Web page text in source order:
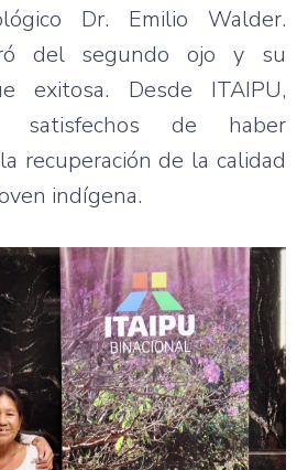
Dr. Emilio Walder.
del segundo ojo y su
exitosa. Desde ITAIPU,
satisfechos de haber
recuperación de la calidad
indígena.